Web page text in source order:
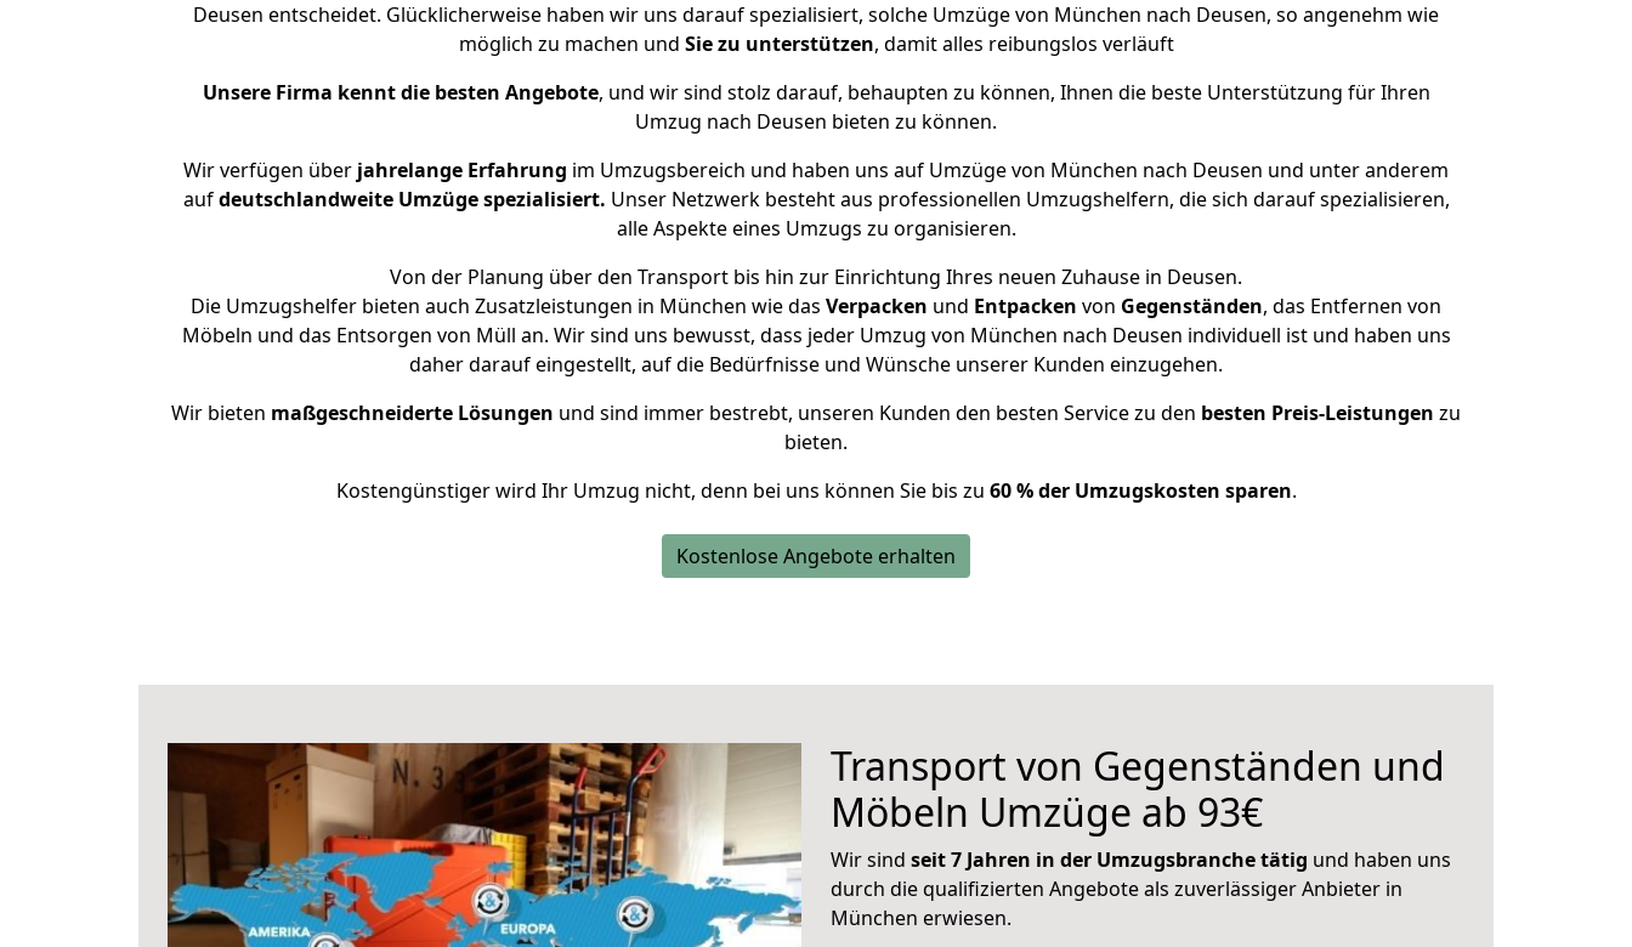
Deusen entscheidet. Glücklicherweise haben wir uns darauf spezialisiert, solche Umzüge von München nach Deusen, so angenehm wie
möglich zu machen und Sie zu unterstützen, damit alles reibungslos verläuft
Unsere Firma kennt die besten Angebote, und wir sind stolz darauf, behaupten zu können, Ihnen die beste Unterstützung für Ihren
Umzug nach Deusen bieten zu können.
Wir verfügen über jahrelange Erfahrung im Umzugsbereich und haben uns auf Umzüge von München nach Deusen und unter anderem
aufdeutschlandweite Umzüge spezialisiert. Unser Netzwerk besteht aus professionellen Umzugshelfern, die sich darauf spezialisieren,
alle Aspekte eines Umzugs zu organisieren.
Von der Planung über den Transport bis hin zur Einrichtung Ihres neuen Zuhause in Deusen.
Die Umzugshelfer bieten auch Zusatzleistungen in München wie das Verpacken und Entpacken von Gegenständen, das Entfernen von
Möbeln und das Entsorgen von Müll an. Wir sind uns bewusst, dass jeder Umzug von München nach Deusen individuell ist und haben uns
daher darauf eingestellt, auf die Bedürfnisse und Wünsche unserer Kunden einzugehen.
Wir bieten maßgeschneiderte Lösungen und sind immer bestrebt, unseren Kunden den besten Service zu den besten Preis-Leistungen zu
bieten.
Kostengünstiger wird Ihr Umzug nicht, denn bei uns können Sie bis zu 60 % der Umzugskosten sparen.
Kostenlose Angebote erhalten
Transport von Gegenständen und
Möbeln Umzüge ab 93€
Wir sind seit 7 Jahren in der Umzugsbranche tätig und haben uns
durch die qualifizierten Angebote als zuverlässiger Anbieter in
München erwiesen.